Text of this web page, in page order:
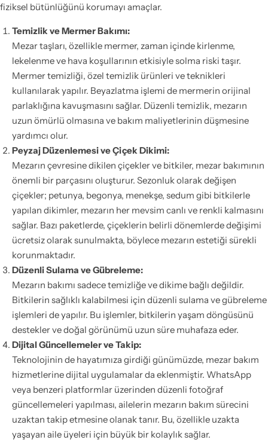
fiziksel bütünlüğünü korumayı amaçlar.
Temizlik ve Mermer Bakımı:
Mezar taşları, özellikle mermer, zaman içinde kirlenme,
lekelenme ve hava koşullarının etkisiyle solma riski taşır.
Mermer temizliği, özel temizlik ürünleri ve teknikleri
kullanılarak yapılır. Beyazlatma işlemi de mermerin orijinal
parlaklığına kavuşmasını sağlar. Düzenli temizlik, mezarın
uzun ömürlü olmasına ve bakım maliyetlerinin düşmesine
yardımcı olur.
Peyzaj Düzenlemesi ve Çiçek Dikimi:
Mezarın çevresine dikilen çiçekler ve bitkiler, mezar bakımının
önemli bir parçasını oluşturur. Sezonluk olarak değişen
çiçekler; petunya, begonya, menekşe, sedum gibi bitkilerle
yapılan dikimler, mezarın her mevsim canlı ve renkli kalmasını
sağlar. Bazı paketlerde, çiçeklerin belirli dönemlerde değişimi
ücretsiz olarak sunulmakta, böylece mezarın estetiği sürekli
korunmaktadır.
Düzenli Sulama ve Gübreleme:
Mezarın bakımı sadece temizliğe ve dikime bağlı değildir.
Bitkilerin sağlıklı kalabilmesi için düzenli sulama ve gübreleme
işlemleri de yapılır. Bu işlemler, bitkilerin yaşam döngüsünü
destekler ve doğal görünümü uzun süre muhafaza eder.
Dijital Güncellemeler ve Takip:
Teknolojinin de hayatımıza girdiği günümüzde, mezar bakım
hizmetlerine dijital uygulamalar da eklenmiştir. WhatsApp
veya benzeri platformlar üzerinden düzenli fotoğraf
güncellemeleri yapılması, ailelerin mezarın bakım sürecini
uzaktan takip etmesine olanak tanır. Bu, özellikle uzakta
yaşayan aile üyeleri için büyük bir kolaylık sağlar.